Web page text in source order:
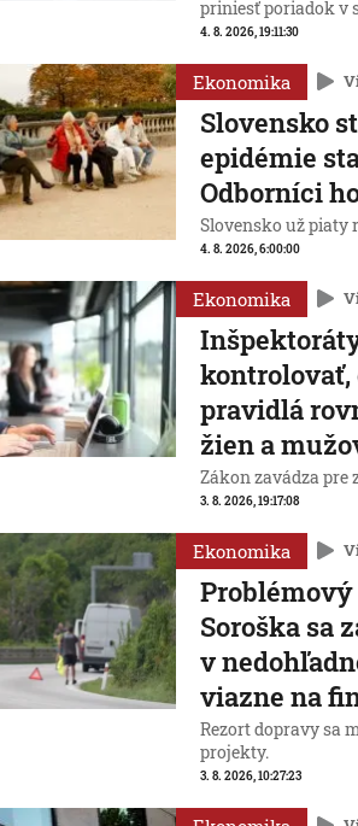
priniesť poriadok v
4. 8. 2026, 19:11:30
Ekonomika
Slovensko
epidémie
Odborníci
Slovensko už piaty
4. 8. 2026, 6:00:00
Ekonomika
pravidlá
žien a
Zákon zavádza
3. 8. 2026, 19:17:08
Ekonomika
Soroška sa
v
viazne na
Rezort dopravy sa
projekty.
3. 8. 2026, 10:27:23